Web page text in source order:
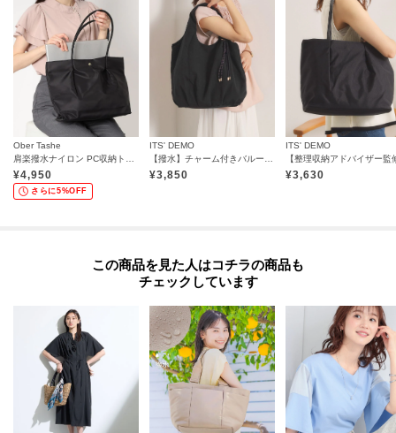
▽ブランドのお気に入り登録も！
・新商品やお得な情報をいち早くお知らせ
----------------------------------------
Ober Tashe
¥4,950
さらに5%OFF
ITS' DEMO
¥3,850
ITS' DEMO
¥3,630
この商品を見た人はコチラの商品も
チェックしています